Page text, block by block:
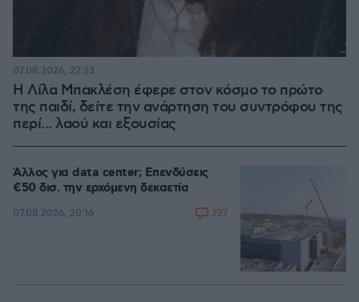
Η Λίλα Μπακλέση έφερε στον κόσμο το πρώτο
της παιδί, δείτε την ανάρτηση του συντρόφου της
περί... λαού και εξουσίας
07.08.2026, 22:23
Άλλος για data center; Επενδύσεις
€50 δισ. την ερχόμενη δεκαετία
07.08.2026, 20:16 227